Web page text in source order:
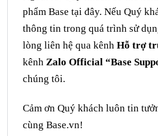
phẩm Base tại đây. Nếu Quý
thông tin trong quá trình sử
lòng liên hệ qua kênh Hỗ trợ
kênh Zalo Official “Base
chúng tôi.
Cảm ơn Quý khách luôn tin
cùng Base.vn!